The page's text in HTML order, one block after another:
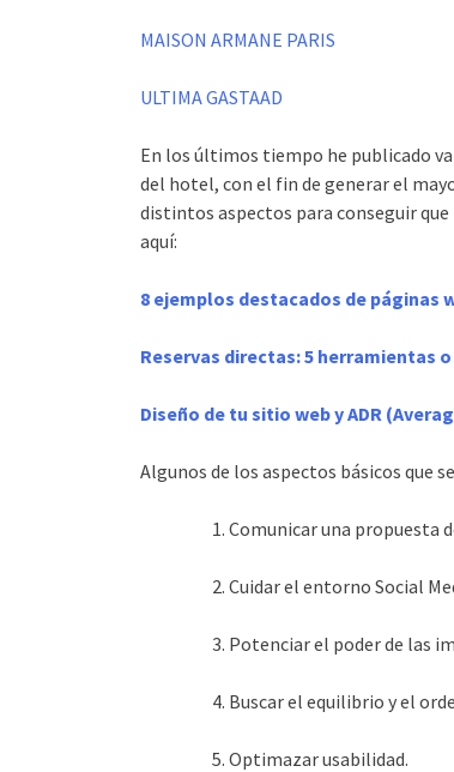
MAISON ARMANE PARIS
ULTIMA GASTAAD
En los últimos tiempo he publicado
del hotel, con el fin de generar el
distintos aspectos para conseguir
aquí:
8 ejemplos destacados de páginas
Reservas directas: 5 herramientas
Diseño de tu sitio web y ADR
Algunos de los aspectos básicos que
1. Comunicar una propuesta
2. Cuidar el entorno Social
3. Potenciar el poder de las
4. Buscar el equilibrio y el
5. Optimazar usabilidad.